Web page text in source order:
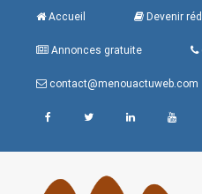
Accueil Devenir
Annonces gratuite
contact@menouactuweb.com